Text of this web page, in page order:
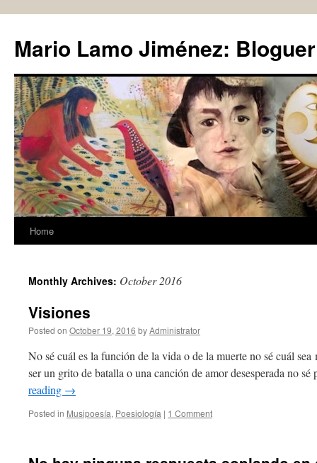
content
Mario Lamo Jiménez:
Home
Monthly Archives: October 2016
Visiones
Posted on October 19, 2016 byAdministrator
No sé cuál es la función de la vida o de la muerte no sé cuál
ser un grito de batalla o una canción de amor desesperada no
reading →
Posted in Musipoesía, Poesiología | 1 Comment